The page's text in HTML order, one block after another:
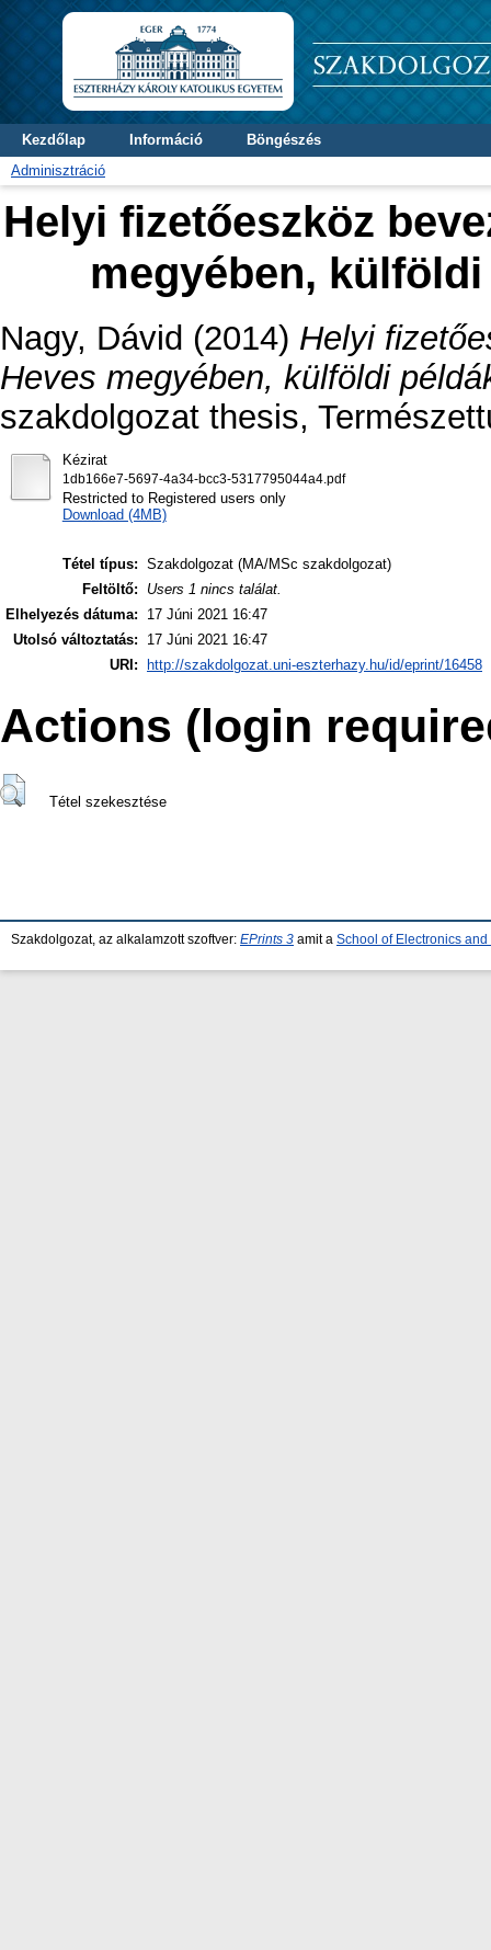
Kezdőlap Információ
Böngészés
Adminisztráció
Helyi fizetőeszköz
megyében,
Nagy, Dávid (2014) Helyi
Heves megyében, külföldi
szakdolgozat thesis,
Kézirat
1db166e7-5697-4a34-bcc3-5317795044a4.pdf
Restricted to Registered users only
Download (4MB)
Tétel típus: Szakdolgozat (MA/MSc szakdolgozat)
Feltöltő:
Users 1 nincs találat.
Elhelyezés dátuma:
17 Júni 2021 16:47
Utolsó változtatás:
17 Júni 2021 16:47
URI:
http://szakdolgozat.uni-eszterhazy.hu/id/eprint/16458
Actions (login
Tétel szekesztése
Szakdolgozat, az alkalamzott szoftver: EPrints 3 amit a School of Electronics